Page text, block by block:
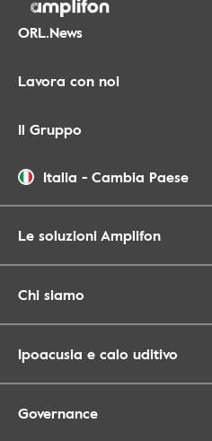
ORL.News
Lavora con noi
Il Gruppo
Italia - Cambia Paese
Le soluzioni Amplifon
Chi siamo
Ipoacusia e calo uditivo
Governance